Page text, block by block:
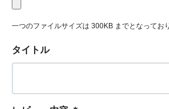
一つのファイルサイズは 300KB までとなってお
タイトル